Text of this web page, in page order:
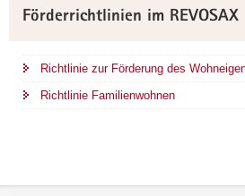
Förderrichtlinien im REVOSAX
Richtlinie zur Förderung des
Richtlinie Familienwohnen